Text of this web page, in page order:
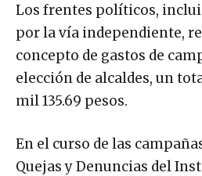
Los frentes políticos,
por la vía independiente,
concepto de gastos de
elección de alcaldes, un
mil 135.69 pesos.
En el curso de las
Quejas y Denuncias del